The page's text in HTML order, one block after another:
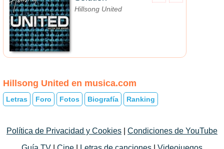
Hillsong United
Hillsong United en musica.com
Letras Foro Fotos Biografía Ranking
Política de Privacidad y Cookies
Condiciones de YouTube